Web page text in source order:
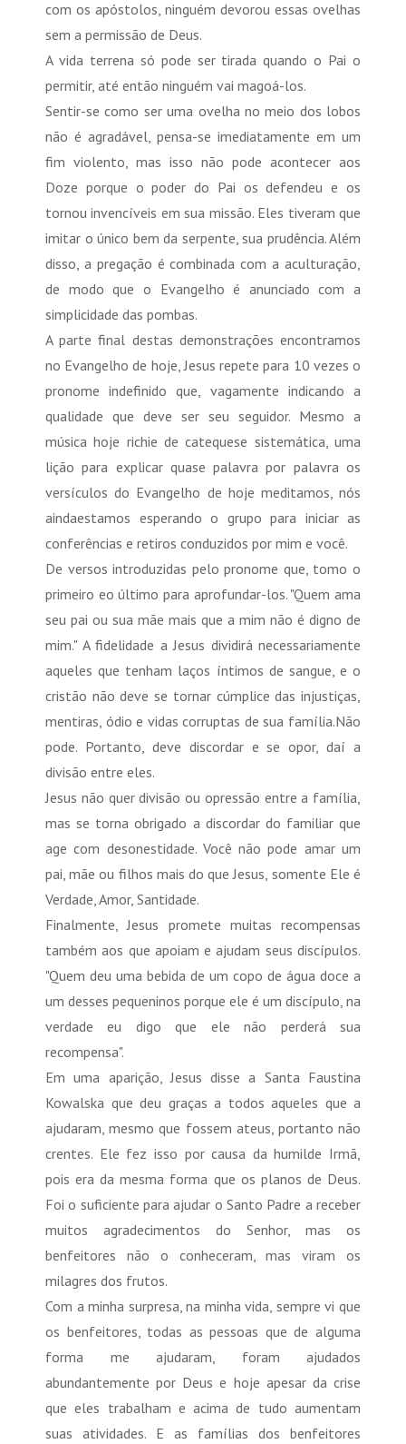
com os apóstolos, ninguém devorou essas ovelhas
sem a permissão de Deus.
A vida terrena só pode ser tirada quando o Pai o
permitir, até então ninguém vai magoá-los.
Sentir-se como ser uma ovelha no meio dos lobos
não é agradável, pensa-se imediatamente em um
fim violento, mas isso não pode acontecer aos
Doze porque o poder do Pai os defendeu e os
tornou invencíveis em sua missão. Eles tiveram que
imitar o único bem da serpente, sua prudência. Além
disso, a pregação é combinada com a aculturação,
de modo que o Evangelho é anunciado com a
simplicidade das pombas.
A parte final destas demonstrações encontramos
no Evangelho de hoje, Jesus repete para 10 vezes o
pronome indefinido que, vagamente indicando a
qualidade que deve ser seu seguidor. Mesmo a
música hoje richie de catequese sistemática, uma
lição para explicar quase palavra por palavra os
versículos do Evangelho de hoje meditamos, nós
aindaestamos esperando o grupo para iniciar as
conferências e retiros conduzidos por mim e você.
De versos introduzidas pelo pronome que, tomo o
primeiro eo último para aprofundar-los. "Quem ama
seu pai ou sua mãe mais que a mim não é digno de
mim." A fidelidade a Jesus dividirá necessariamente
aqueles que tenham laços íntimos de sangue, e o
cristão não deve se tornar cúmplice das injustiças,
mentiras, ódio e vidas corruptas de sua família.Não
pode. Portanto, deve discordar e se opor, daí a
divisão entre eles.
Jesus não quer divisão ou opressão entre a família,
mas se torna obrigado a discordar do familiar que
age com desonestidade. Você não pode amar um
pai, mãe ou filhos mais do que Jesus, somente Ele é
Verdade, Amor, Santidade.
Finalmente, Jesus promete muitas recompensas
também aos que apoiam e ajudam seus discípulos.
"Quem deu uma bebida de um copo de água doce a
um desses pequeninos porque ele é um discípulo, na
verdade eu digo que ele não perderá sua
recompensa".
Em uma aparição, Jesus disse a Santa Faustina
Kowalska que deu graças a todos aqueles que a
ajudaram, mesmo que fossem ateus, portanto não
crentes. Ele fez isso por causa da humilde Irmã,
pois era da mesma forma que os planos de Deus.
Foi o suficiente para ajudar o Santo Padre a receber
muitos agradecimentos do Senhor, mas os
benfeitores não o conheceram, mas viram os
milagres dos frutos.
Com a minha surpresa, na minha vida, sempre vi que
os benfeitores, todas as pessoas que de alguma
forma me ajudaram, foram ajudados
abundantemente por Deus e hoje apesar da crise
que eles trabalham e acima de tudo aumentam
suas atividades. E as famílias dos benfeitores